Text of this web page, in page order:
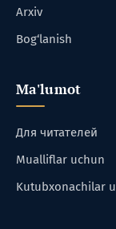
Arxiv
Bog‘lanish
Ma'lumot
Для читателей
Mualliflar uchun
Kutubxonachilar